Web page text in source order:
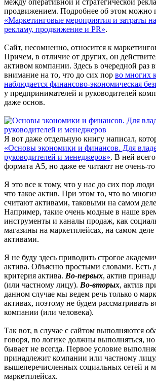
продвижением. Подробнее об этом можно
«Маркетинговые мероприятия и затраты
рекламу, продвижение и PR».
Сайт, несомненно, относится к
Причем, в отличие от других, он
активом компании. Здесь в очередной раз
внимание на то, что до сих пор во многих
наблюдается финансово-экономическая
у предпринимателей и руководителей
даже основ.
Я вот даже отдельную книгу написал,
«Основы экономики и финансов. Для
руководителей и менеджеров». В ней
формата А5, но даже ее читают не очень-то
Я это все к тому, что у нас до сих пор
что такое актив. При этом то, что во
считают активами, таковыми на самом
Например, такие очень модные в наше
инструменты и каналы продаж, как
магазины на маркетплейсах, на самом деле
активами.
Я не буду здесь приводить строгое
актива. Объясню простыми словами. Есть
критерия актива. Во-первых, актив
(или частному лицу). Во-вторых, актив
данном случае мы ведем речь только о
активах, поэтому не будем рассматривать
компании (или человека).
Так вот, в случае с сайтом выполняются
говоря, по логике должны выполняться, но
бывает не всегда. Первое условие
принадлежит компании или частному
вышеперечисленных социальных сетей и
маркетплейсах.